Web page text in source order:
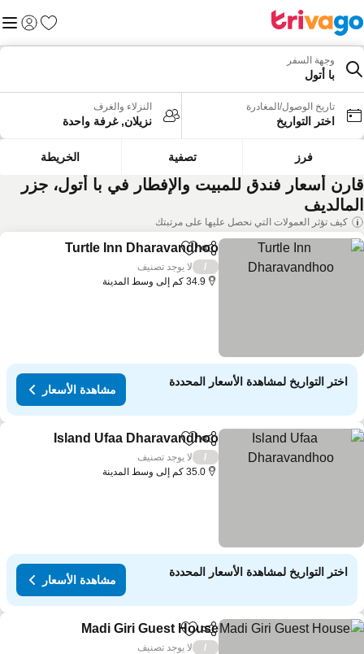
المفضلة
تسجيل
وجهة السفر
با أتول
تاريخ الوصول/المغادرة
اختر التواريخ
النزلاء والغرف
نزيلان, غرفة واحدة
فرز تصفية الخريطة
أسعار فندق للمبيت والإفطار في با أتول، جزر
كيف تؤثر العمولات التي نحصل عليها على مرتبتك
مشاركةAdd to favorites
Turtle Inn Dharavandhoo
لا يوجد تصنيف
34.9 كم إلى وسط المدينة
اختر التواريخ لمشاهدة الأسعار المحددة
مشاهدة الأسعار
مشاركةAdd to favorites
Island Ufaa Dharavandhoo
لا يوجد تصنيف
35.0 كم إلى وسط المدينة
اختر التواريخ لمشاهدة الأسعار المحددة
مشاهدة الأسعار
مشاركةAdd to favorites
Madi Giri Guest House
لا يوجد تصنيف